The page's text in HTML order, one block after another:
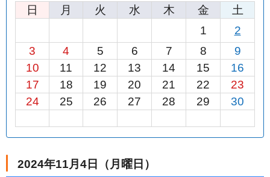
日 月 火 水 木 金
土
1
2
3
4 5 6 7 8
9
10
11 12 13 14 15
16
17
18 19 20 21 22
23
24
25 26 27 28 29 30
2024年11月4日（月曜日）